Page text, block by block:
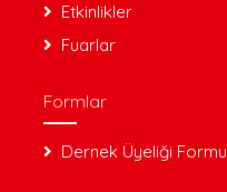
Etkinlikler
Fuarlar
Formlar
Dernek Üyeliği Formu